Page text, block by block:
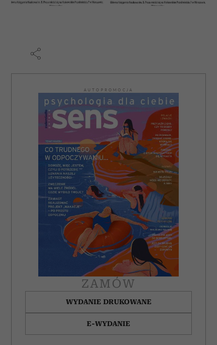
AUTOPROMOCJA
ZAMÓW
WYDANIE DRUKOWANE
E-WYDANIE